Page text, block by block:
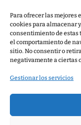
Para ofrecer las mejores
cookies para almacenar
consentimiento de estas
el comportamiento de
sitio. No consentir o
negativamente a ciertas
Gestionar los servicios